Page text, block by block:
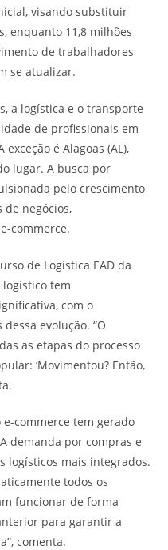
visando substituir
enquanto 11,8 milhões
de trabalhadores
se atualizar.
a logística e o transporte
de profissionais em
é Alagoas (AL),
lugar. A busca por
pelo crescimento
de negócios,
commerce.
de Logística EAD da
tem
com o
evolução. “O
as etapas do processo
‘Movimentou? Então,
e-commerce tem gerado
demanda por compras e
logísticos mais integrados.
todos os
funcionar de forma
para garantir a
comenta.